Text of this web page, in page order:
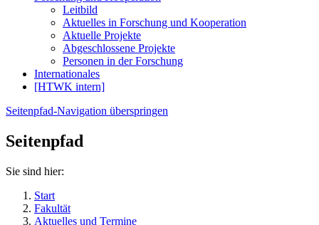
Leitbild
Aktuelles in Forschung und Kooperation
Aktuelle Projekte
Abgeschlossene Projekte
Personen in der Forschung
Internationales
[HTWK intern]
Seitenpfad-Navigation überspringen
Seitenpfad
Sie sind hier:
Start
Fakultät
Aktuelles und Termine